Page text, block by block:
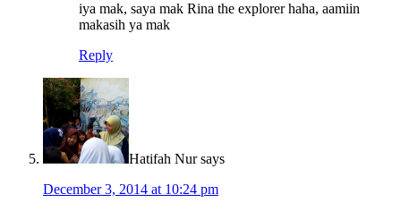
iya mak, saya mak Rina the explorer haha, aamiin
makasih ya mak
Reply
Hatifah Nur says
December 3, 2014 at 10:24 pm